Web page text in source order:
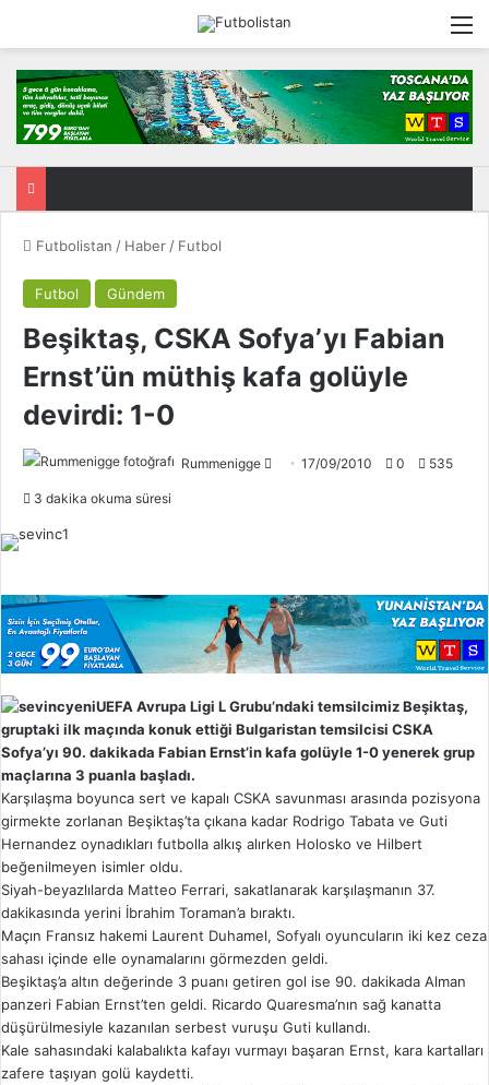
Futbolistan / Haber / Futbol
Futbol Gündem
Beşiktaş, CSKA Sofya’yı Fabian
Ernst’ün müthiş kafa golüyle
devirdi: 1-0
Rummenigge
w
o
n
X
17/09/2010 0 535
3 dakika okuma süresi
UEFA Avrupa Ligi L Grubu’ndaki temsilcimiz Beşiktaş,
gruptaki ilk maçında konuk ettiği Bulgaristan temsilcisi CSKA
Sofya’yı 90. dakikada Fabian Ernst’in kafa golüyle 1-0 yenerek grup
maçlarına 3 puanla başladı.
Karşılaşma boyunca sert ve kapalı CSKA savunması arasında pozisyona
girmekte zorlanan Beşiktaş’ta çıkana kadar Rodrigo Tabata ve Guti
Hernandez oynadıkları futbolla alkış alırken Holosko ve Hilbert
beğenilmeyen isimler oldu.
Siyah-beyazlılarda Matteo Ferrari, sakatlanarak karşılaşmanın 37.
dakikasında yerini İbrahim Toraman’a bıraktı.
Maçın Fransız hakemi Laurent Duhamel, Sofyalı oyuncuların iki kez ceza
sahası içinde elle oynamalarını görmezden geldi.
Beşiktaş’a altın değerinde 3 puanı getiren gol ise 90. dakikada Alman
panzeri Fabian Ernst’ten geldi. Ricardo Quaresma’nın sağ kanatta
düşürülmesiyle kazanılan serbest vuruşu Guti kullandı.
Kale sahasındaki kalabalıkta kafayı vurmayı başaran Ernst, kara kartalları
zafere taşıyan golü kaydetti.